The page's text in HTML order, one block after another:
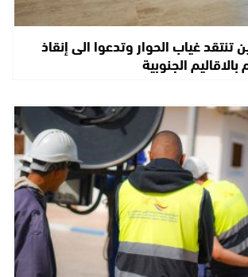
تنتقد غياب الحوار وتدعوا الى إنقاذ
الجنوبية